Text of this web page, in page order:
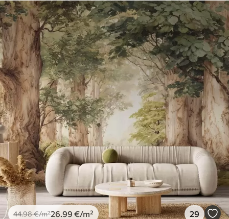
44.98€/m²26 .99 €/m² 29